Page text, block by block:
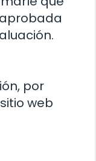
por
web